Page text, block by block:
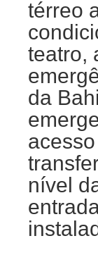
térreo
teatro,
da
nível